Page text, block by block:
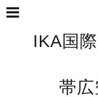
IKA国
帯